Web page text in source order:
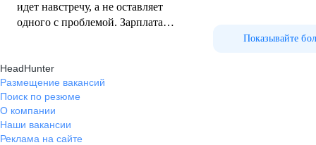
идет навстречу, а не оставляет
одного с проблемой. Зарплата
приветствуется руководством.
Показывайте
HeadHunter
Размещение вакансий
Поиск по резюме
О компании
Наши вакансии
Реклама на сайте